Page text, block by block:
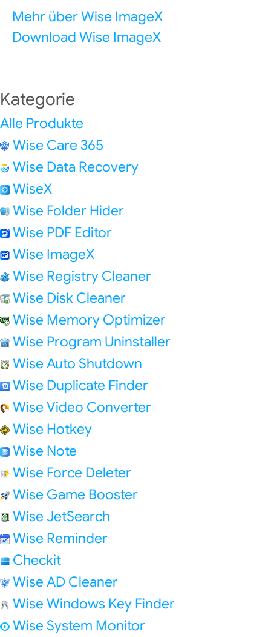
Mehr über Wise ImageX
Download Wise ImageX
Kategorie
Alle Produkte
Wise Care 365
Wise Data Recovery
WiseX
Wise Folder Hider
Wise PDF Editor
Wise ImageX
Wise Registry Cleaner
Wise Disk Cleaner
Wise Memory Optimizer
Wise Program Uninstaller
Wise Auto Shutdown
Wise Duplicate Finder
Wise Video Converter
Wise Hotkey
Wise Note
Wise Force Deleter
Wise Game Booster
Wise JetSearch
Wise Reminder
Checkit
Wise AD Cleaner
Wise Windows Key Finder
Wise System Monitor